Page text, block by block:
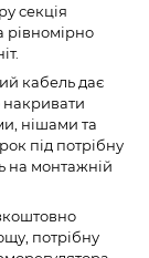
секція
рівномірно
кабель дає
накривати
нішами та
під потрібну
на монтажній
потрібну